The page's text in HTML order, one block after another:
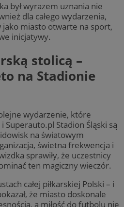
był wyrazem uznania nie
dla całego wydarzenia,
miasto otwarte na sport,
inicjatywy.
stolicą –
na Stadionie
wydarzenie, które
Superauto.pl Stadion Śląski są
na światowym
świetna frekwencja i
sprawiły, że uczestnicy
ten magiczny wieczór.
całej piłkarskiej Polski – i
że miasto doskonale
a miłość do futbolu nie